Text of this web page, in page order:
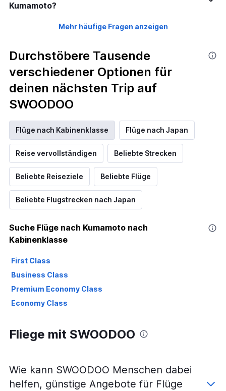
Kumamoto?
Mehr häufige Fragen anzeigen
Durchstöbere Tausende
verschiedener Optionen für
deinen nächsten Trip auf
SWOODOO
Flüge nach Kabinenklasse Flüge nach Japan
Reise vervollständigen Beliebte Strecken
Beliebte Reiseziele Beliebte Flüge
Beliebte Flugstrecken nach Japan
Suche Flüge nach Kumamoto nach
Kabinenklasse
First Class
Business Class
Premium Economy Class
Economy Class
Fliege mit SWOODOO
Wie kann SWOODOO Menschen dabei
helfen, günstige Angebote für Flüge